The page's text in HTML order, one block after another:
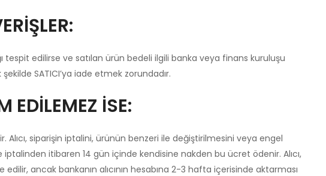
tespit edilirse ve satılan ürün bedeli ilgili banka veya finans kuruluşu
SATICI’ya iade etmek zorundadır.
EDİLEMEZ İSE:
Alıcı, siparişin iptalini, ürünün benzeri ile değiştirilmesini veya engel
itibaren 14 gün içinde kendisine nakden bu ücret ödenir. Alıcı,
ancak bankanın alıcının hesabına 2-3 hafta içerisinde aktarması